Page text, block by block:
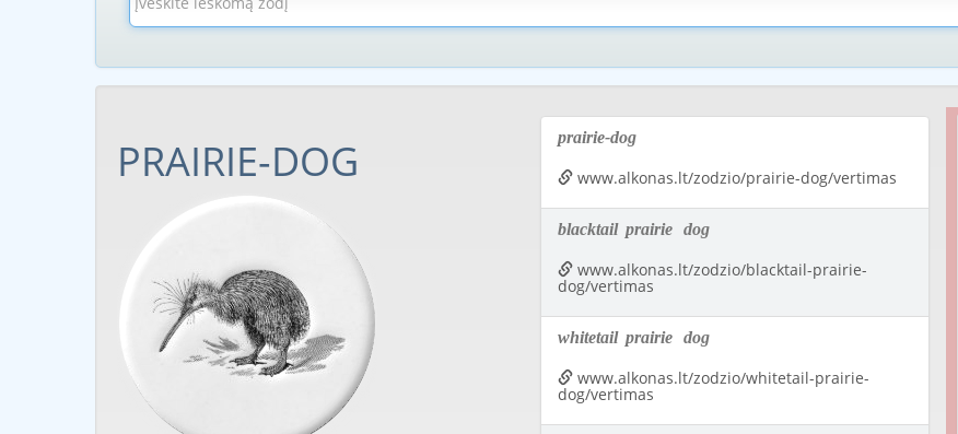
PRAIRIE-DOG prairie-dog
www.alkonas.lt/zodzio/prairie-dog/vertimas
blacktail prairie dog
www.alkonas.lt/zodzio/blacktail-prairie-
dog/vertimas
whitetail prairie dog
www.alkonas.lt/zodzio/whitetail-prairie-
dog/vertimas